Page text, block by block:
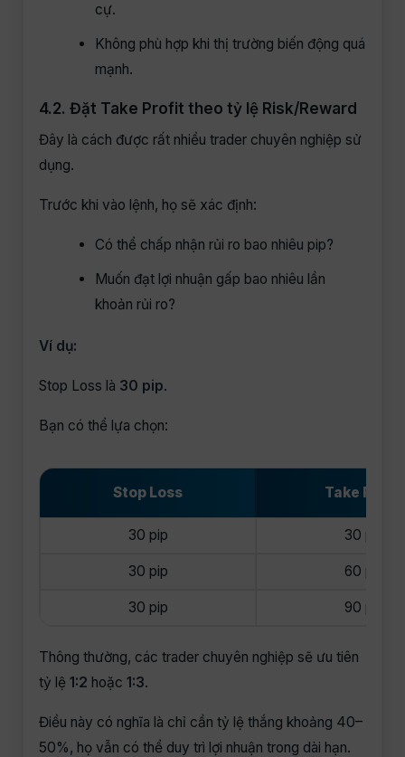
cự.
Không phù hợp khi thị trường biến động quá
mạnh.
4.2. Đặt Take Profit theo tỷ lệ Risk/Reward
Đây là cách được rất nhiều trader chuyên nghiệp sử
dụng.
Trước khi vào lệnh, họ sẽ xác định:
Có thể chấp nhận rủi ro bao nhiêu pip?
Muốn đạt lợi nhuận gấp bao nhiêu lần
khoản rủi ro?
Ví dụ:
Stop Loss là 30 pip.
Bạn có thể lựa chọn:
Stop Loss Take Profit
30 pip 30 pip
30 pip 60 pip
30 pip 90 pip
Thông thường, các trader chuyên nghiệp sẽ ưu tiên
tỷ lệ 1:2 hoặc 1:3.
Điều này có nghĩa là chỉ cần tỷ lệ thắng khoảng 40–
50%, họ vẫn có thể duy trì lợi nhuận trong dài hạn.